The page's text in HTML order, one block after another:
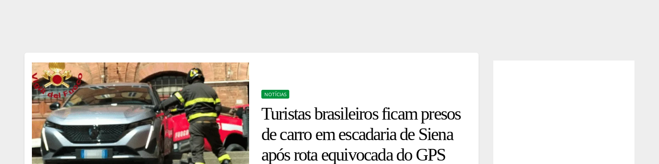
NOTÍCIAS
Turistas brasileiros ficam presos
de carro em escadaria de Siena
após rota equivocada do GPS